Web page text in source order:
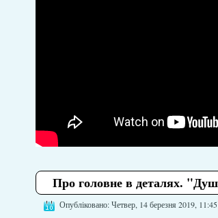
Про головне в деталях.
Опубліковано: Четвер, 14 березня 2019, 11:45